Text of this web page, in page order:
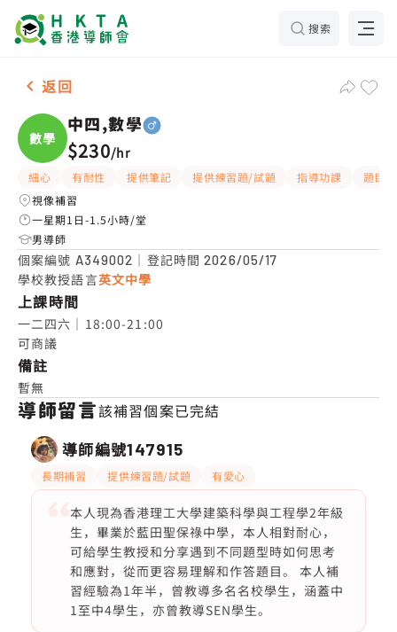
搜索
男-1名 中四,數學，觀塘 補習推介
返回
數學
中四,數學
$230/hr
細心 有耐性 提供筆記 提供練習題/試題 指導功課
題目
視像補習
一星期1日-1.5小時/堂
男導師
個案編號 A349002 ｜登記時間2026/05/17
學校教授語言英文中學
上課時間
一二四六｜18:00-21:00
可商議
備註
暫無
導師留言該補習個案已完結
導師編號147915
長期補習 提供練習題/試題 有愛心
本人現為香港理工大學建築科學與工程學2年級
生，畢業於藍田聖保祿中學，本人相對耐心，
可給學生教授和分享遇到不同題型時如何思考
和應對，從而更容易理解和作答題目。 本人補
習經驗為1年半，曾教導多名名校學生，涵蓋中
1至中4學生，亦曾教導SEN學生。